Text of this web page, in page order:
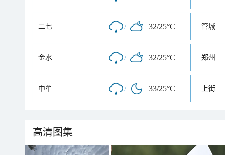
二七 / 32/25°C 管城
金水 / 32/25°C 郑州
中牟 / 33/25°C 上街
高清图集